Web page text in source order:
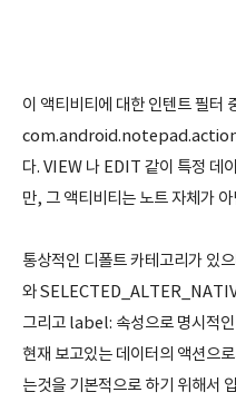
이 액티비티에 대한 인텐트 필터
다. VIEW 나 EDIT 같이 특정 데
만, 그 액티비티는 노트 자체가
통상적인 디폴트 카테고리가 있
와
그리고 label: 속성으로 명시적
현재 보고있는 데이터의 액션으
는것을 기본적으로 하기 위해서